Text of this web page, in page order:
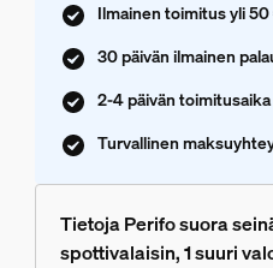
Ilmainen toimitus yli
30 päivän ilmainen
2-4 päivän toimitusaika
Turvallinen
Tietoja Perifo suora
spottivalaisin, 1 suuri